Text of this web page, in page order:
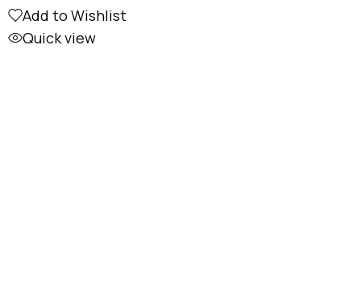
Add to Wishlist
Quick view